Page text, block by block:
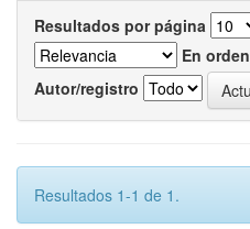
Resultados por página
En orden
Autor/registro
Resultados 1-1 de 1.